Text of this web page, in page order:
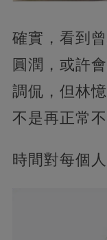
確實，看到
圓潤，或許
調侃，但林
不是再正常
時間對每個